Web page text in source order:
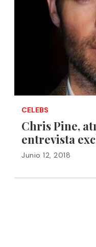
CELEBS
Chris Pine,
entrevista
Junio 12, 2018